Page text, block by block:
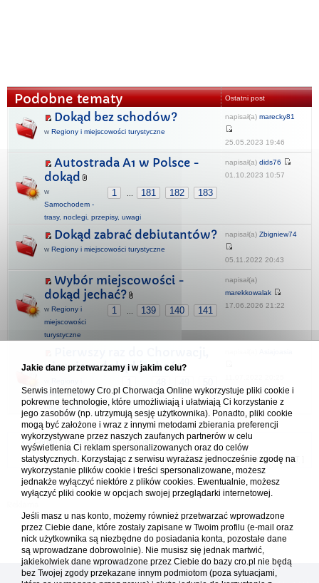
Podobne tematy Ostatni post
Dokąd bez schodów?
w Regiony i miejscowości turystyczne
napisał(a) marecky81
25.05.2023 19:46
Autostrada A1 w Polsce -
dokąd
1 181 182 183
w
Samochodem -
trasy, noclegi, przepisy, uwagi
napisał(a) dids76
01.10.2023 10:57
Dokąd zabrać debiutantów?
w Regiony i miejscowości turystyczne
napisał(a) Zbigniew74
05.11.2022 20:43
Wybór miejscowości -
dokąd jechać?
1 139 140 141
w Regiony i
miejscowości
turystyczne
napisał(a)
marekkowalak
17.06.2026 21:22
nie wiem dokąd jechać
miejscowości
turystyczne
Forum Chorwacja Online - Cro.pl
Usuń ciasteczka• Strefa czasowa: UTC + 1 (Polska - czas zimowy) [ DST
Jakie dane przetwarzamy i w jakim celu?
Serwis internetowy Cro.pl Chorwacja Online wykorzystuje pliki cookie i
pokrewne technologie, które umożliwiają i ułatwiają Ci korzystanie z
jego zasobów (np. utrzymują sesję użytkownika). Ponadto, pliki cookie
mogą być założone i wraz z innymi metodami zbierania preferencji
wykorzystywane przez naszych zaufanych partnerów w celu
wyświetlenia Ci reklam spersonalizowanych oraz do celów
statystycznych. Korzystając z serwisu wyrażasz jednocześnie zgodę na
wykorzystanie plików cookie i treści spersonalizowane, możesz
jednakże wyłączyć niektóre z plików cookies. Ewentualnie, możesz
wyłączyć pliki cookie w opcjach swojej przeglądarki internetowej.
Jeśli masz u nas konto, możemy również przetwarzać wprowadzone
przez Ciebie dane, które zostały zapisane w Twoim profilu (e-mail oraz
nick użytkownika są niezbędne do posiadania konta, pozostałe dane
są wprowadzane dobrowolnie). Nie musisz się jednak martwić,
jakiekolwiek dane wprowadzone przez Ciebie do bazy cro.pl nie będą
bez Twojej zgody przekazane innym podmiotom (poza sytuacjami,